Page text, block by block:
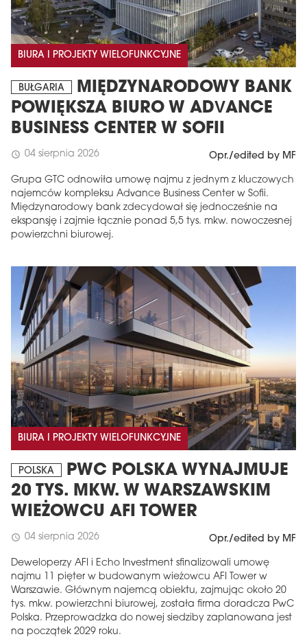
BIURA I PROJEKTY WIELOFUNKCYJNE
BUŁGARIA
MIĘDZYNARODOWY BANK
POWIĘKSZA BIURO W ADVANCE
BUSINESS CENTER W SOFII
schedule 04 sierpnia 2026 Opr./edited by MF
Grupa GTC odnowiła umowę najmu z jednym z kluczowych
najemców kompleksu Advance Business Center w Sofii.
Międzynarodowy bank zdecydował się jednocześnie na
ekspansję i zajmie łącznie ponad 5,5 tys. mkw. nowoczesnej
powierzchni biurowej.
BIURA I PROJEKTY WIELOFUNKCYJNE
POLSKA
PWC POLSKA WYNAJMUJE
20 TYS. MKW. W WARSZAWSKIM
WIEŻOWCU AFI TOWER
schedule 04 sierpnia 2026 Opr./edited by MF
Deweloperzy AFI i Echo Investment sfinalizowali umowę
najmu 11 pięter w budowanym wieżowcu AFI Tower w
Warszawie. Głównym najemcą obiektu, zajmując około 20
tys. mkw. powierzchni biurowej, została firma doradcza PwC
Polska. Przeprowadzka do nowej siedziby zaplanowana jest
na początek 2029 roku.